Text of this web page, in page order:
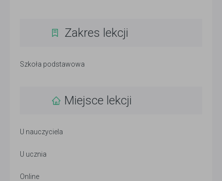
Zakres lekcji
Szkoła podstawowa
Miejsce lekcji
U nauczyciela
U ucznia
Online